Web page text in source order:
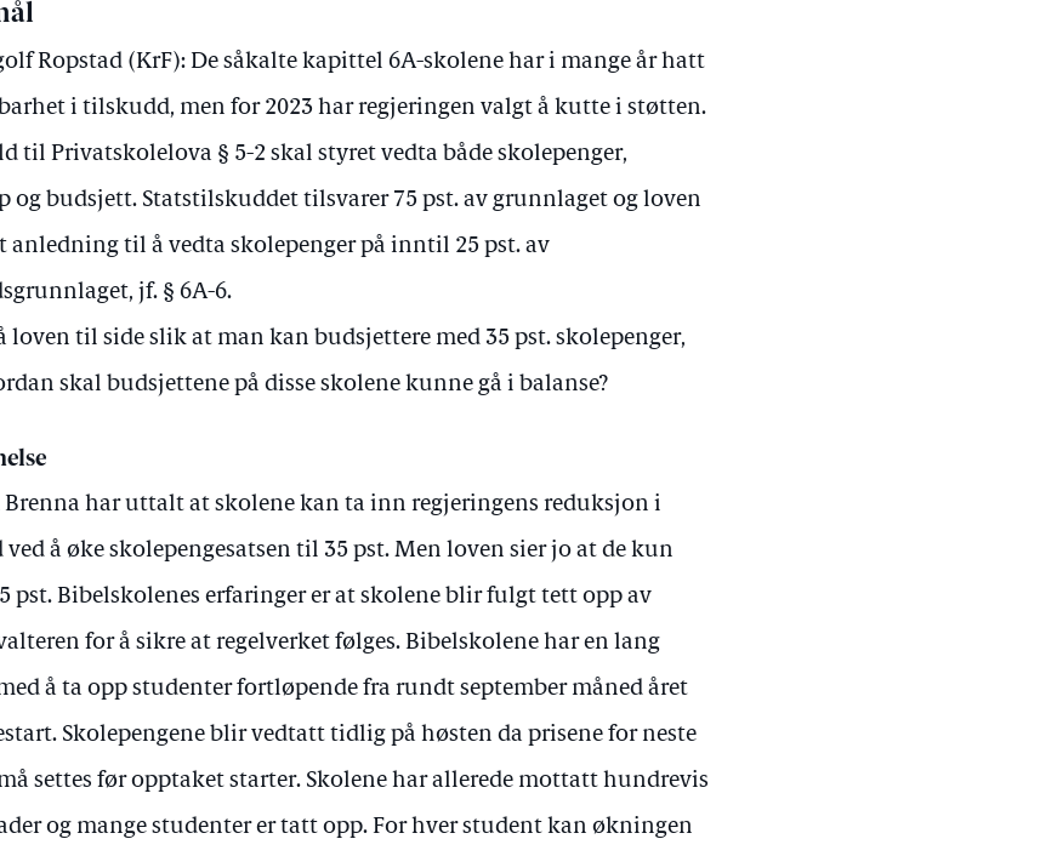
Ropstad (KrF): De såkalte kapittel 6A-skolene har i mange år hatt
i tilskudd, men for 2023 har regjeringen valgt å kutte i støtten.
til Privatskolelova § 5-2 skal styret vedta både skolepenger,
og budsjett. Statstilskuddet tilsvarer 75 pst. av grunnlaget og loven
anledning til å vedta skolepenger på inntil 25 pst. av
jf. § 6A-6.
loven til side slik at man kan budsjettere med 35 pst. skolepenger,
skal budsjettene på disse skolene kunne gå i balanse?
Brenna har uttalt at skolene kan ta inn regjeringens reduksjon i
å øke skolepengesatsen til 35 pst. Men loven sier jo at de kun
pst. Bibelskolenes erfaringer er at skolene blir fulgt tett opp av
for å sikre at regelverket følges. Bibelskolene har en lang
å ta opp studenter fortløpende fra rundt september måned året
Skolepengene blir vedtatt tidlig på høsten da prisene for neste
settes før opptaket starter. Skolene har allerede mottatt hundrevis
og mange studenter er tatt opp. For hver student kan økningen